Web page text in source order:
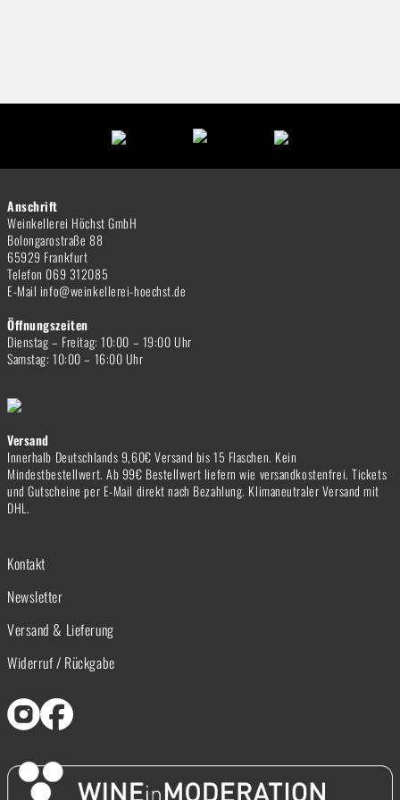
Anschrift
Weinkellerei Höchst GmbH
Bolongarostraße 88
65929 Frankfurt
Telefon 069 312085
E-Mail info@weinkellerei-hoechst.de
Öffnungszeiten
Dienstag – Freitag: 10:00 – 19:00 Uhr
Samstag: 10:00 – 16:00 Uhr
Versand
Innerhalb Deutschlands 9,60€ Versand bis 15 Flaschen. Kein
Mindestbestellwert. Ab 99€ Bestellwert liefern wie versandkostenfrei. Tickets
und Gutscheine per E-Mail direkt nach Bezahlung. Klimaneutraler Versand mit
DHL.
Kontakt
Newsletter
Versand & Lieferung
Widerruf / Rückgabe